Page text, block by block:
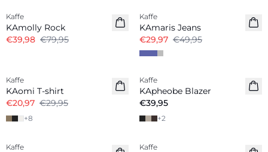
Kaffe
KAmolly Rock
€39,98 €79,95
Kaffe
KAmaris Jeans
€29,97 €49,95
Kaffe
KAomi T-shirt
€20,97 €29,95
+8
Kaffe
KApheobe Blazer
€39,95
+2
Kaffe Kaffe